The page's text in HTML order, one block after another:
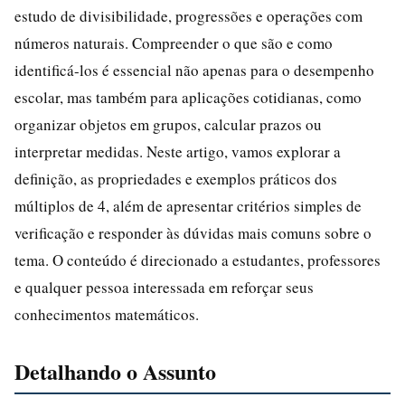
estudo de divisibilidade, progressões e operações com
números naturais. Compreender o que são e como
identificá-los é essencial não apenas para o desempenho
escolar, mas também para aplicações cotidianas, como
organizar objetos em grupos, calcular prazos ou
interpretar medidas. Neste artigo, vamos explorar a
definição, as propriedades e exemplos práticos dos
múltiplos de 4, além de apresentar critérios simples de
verificação e responder às dúvidas mais comuns sobre o
tema. O conteúdo é direcionado a estudantes, professores
e qualquer pessoa interessada em reforçar seus
conhecimentos matemáticos.
Detalhando o Assunto